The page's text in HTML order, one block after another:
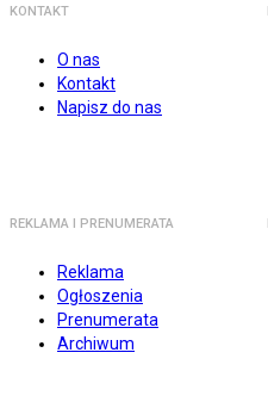
KONTAKT
O nas
Kontakt
Napisz do nas
REKLAMA I PRENUMERATA
Reklama
Ogłoszenia
Prenumerata
Archiwum